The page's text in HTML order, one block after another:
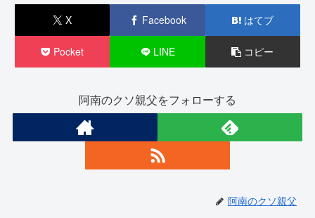
X Facebook はてブ
Pocket LINE コピー
阿南のクソ親父をフォローする
阿南のクソ親父